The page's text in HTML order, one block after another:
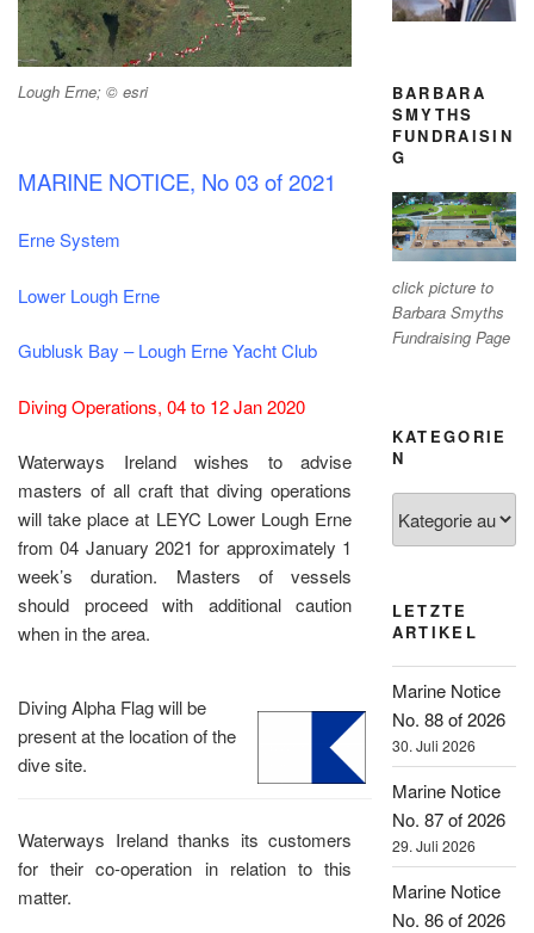
Lough Erne; © esri
MARINE NOTICE, No 03 of 2021
Erne System
Lower Lough Erne
Gublusk Bay – Lough Erne Yacht Club
Diving Operations, 04 to 12 Jan 2020
Waterways Ireland wishes to advise
masters of all craft that diving operations
will take place at LEYC Lower Lough Erne
from 04 January 2021 for approximately 1
week’s duration. Masters of vessels
should proceed with additional caution
when in the area.
Diving Alpha Flag will be
present at the location of the
dive site.
Waterways Ireland thanks its customers
for their co-operation in relation to this
matter.
BARBARA
SMYTHS
FUNDRAISIN
G
click picture to
Barbara Smyths
Fundraising Page
KATEGORIE
N
LETZTE
ARTIKEL
Marine Notice
No. 88 of 2026
30. Juli 2026
Marine Notice
No. 87 of 2026
29. Juli 2026
Marine Notice
No. 86 of 2026